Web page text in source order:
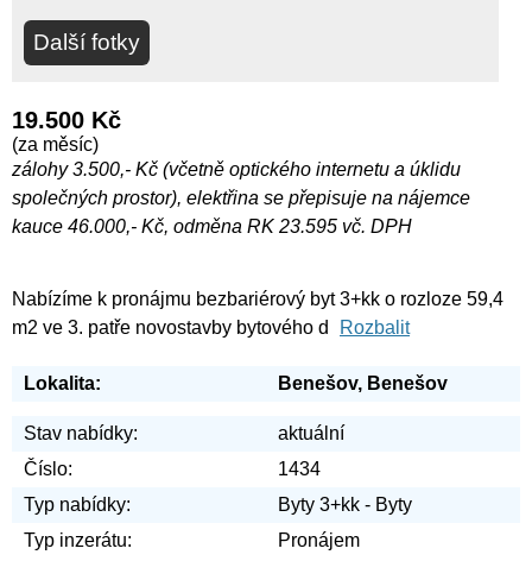
Další fotky
19.500 Kč
(za měsíc)
zálohy 3.500,- Kč (včetně optického internetu a úklidu
společných prostor), elektřina se přepisuje na nájemce
kauce 46.000,- Kč, odměna RK 23.595 vč. DPH
Nabízíme k pronájmu bezbariérový byt 3+kk o rozloze 59,4
m2 ve 3. patře novostavby bytového d
Rozbalit
Lokalita: Benešov, Benešov
Stav nabídky:
aktuální
Číslo:
1434
Typ nabídky:
Byty 3+kk - Byty
Typ inzerátu:
Pronájem